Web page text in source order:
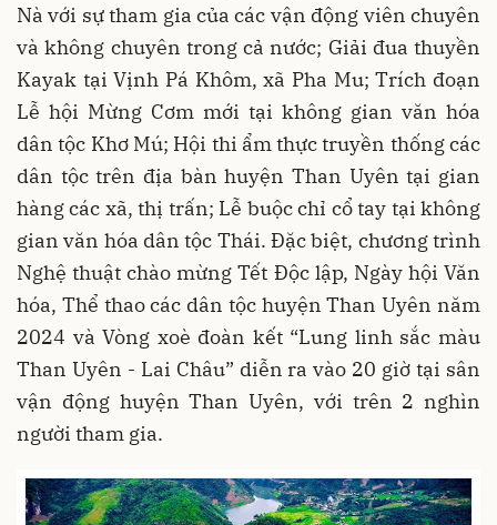
Nà với sự tham gia của các vận động viên chuyên
và không chuyên trong cả nước; Giải đua thuyền
Kayak tại Vịnh Pá Khôm, xã Pha Mu; Trích đoạn
Lễ hội Mừng Cơm mới tại không gian văn hóa
dân tộc Khơ Mú; Hội thi ẩm thực truyền thống các
dân tộc trên địa bàn huyện Than Uyên tại gian
hàng các xã, thị trấn; Lễ buộc chỉ cổ tay tại không
gian văn hóa dân tộc Thái. Đặc biệt, chương trình
Nghệ thuật chào mừng Tết Độc lập, Ngày hội Văn
hóa, Thể thao các dân tộc huyện Than Uyên năm
2024 và Vòng xoè đoàn kết “Lung linh sắc màu
Than Uyên - Lai Châu” diễn ra vào 20 giờ tại sân
vận động huyện Than Uyên, với trên 2 nghìn
người tham gia.